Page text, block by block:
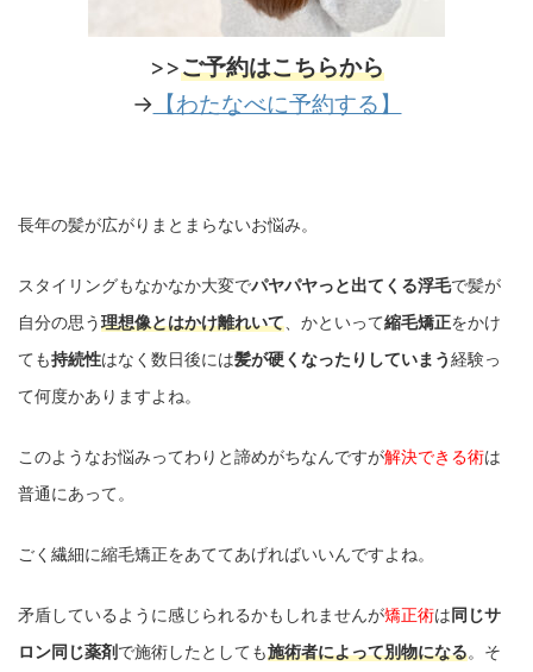
>>ご予約はこちらから
→ 【わたなべに予約する】
長年の髪が広がりまとまらないお悩み。
スタイリングもなかなか大変でパヤパヤっと出てくる浮毛で髪が
自分の思う理想像とはかけ離れいて 、かといって縮毛矯正をかけ
ても持続性はなく数日後には髪が硬くなったりしていまう経験っ
て何度かありますよね。
このようなお悩みってわりと諦めがちなんですが解決できる術は
普通にあって。
ごく繊細に縮毛矯正をあててあげればいいんですよね。
矛盾しているように感じられるかもしれませんが矯正術は同じサ
ロン同じ薬剤で施術したとしても施術者によって別物になる。そ